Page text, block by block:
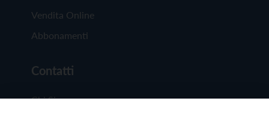
Vendita Online
Abbonamenti
Contatti
Chi Siamo